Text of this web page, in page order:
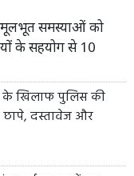
मूलभूत समस्याओं को
के सहयोग से 10
के खिलाफ पुलिस की
छापे, दस्तावेज और